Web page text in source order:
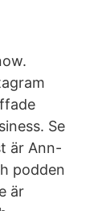
Se
är Ann-
podden
är